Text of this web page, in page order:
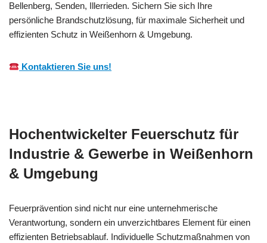
Bellenberg, Senden, Illerrieden. Sichern Sie sich Ihre
persönliche Brandschutzlösung, für maximale Sicherheit und
effizienten Schutz in Weißenhorn & Umgebung.
Kontaktieren Sie uns!
Hochentwickelter Feuerschutz für
Industrie & Gewerbe in Weißenhorn
& Umgebung
Feuerprävention sind nicht nur eine unternehmerische
Verantwortung, sondern ein unverzichtbares Element für einen
effizienten Betriebsablauf. Individuelle Schutzmaßnahmen von